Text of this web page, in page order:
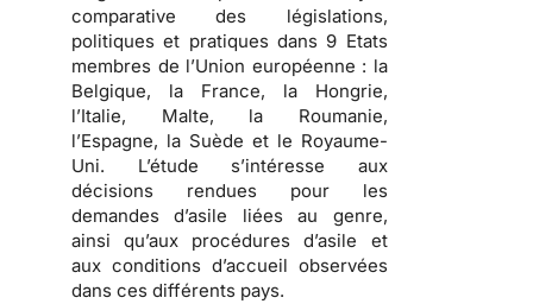
comparative des législations,
politiques et pratiques dans 9 Etats
membres de l’Union européenne : la
Belgique, la France, la Hongrie,
l’Italie, Malte, la Roumanie,
l’Espagne, la Suède et le Royaume-
Uni. L’étude s’intéresse aux
décisions rendues pour les
demandes d’asile liées au genre,
ainsi qu’aux procédures d’asile et
aux conditions d’accueil observées
dans ces différents pays.